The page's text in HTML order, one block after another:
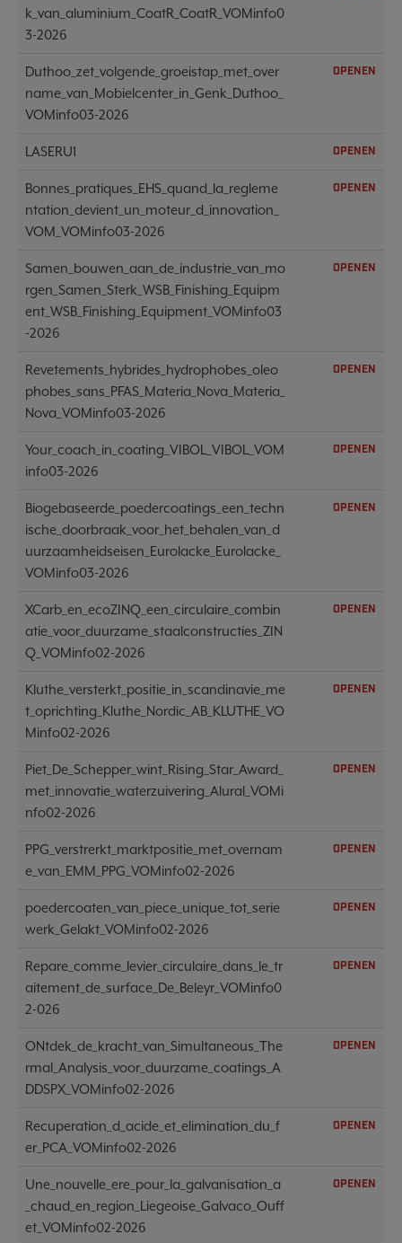
k_van_aluminium_CoatR_CoatR_VOMinfo0
3-2026
Duthoo_zet_volgende_groeistap_met_over
name_van_Mobielcenter_in_Genk_Duthoo_
VOMinfo03-2026
OPENEN
LASERU1 OPENEN
Bonnes_pratiques_EHS_quand_la_regleme
ntation_devient_un_moteur_d_innovation_
VOM_VOMinfo03-2026
OPENEN
Samen_bouwen_aan_de_industrie_van_mo
rgen_Samen_Sterk_WSB_Finishing_Equipm
ent_WSB_Finishing_Equipment_VOMinfo03
-2026
OPENEN
Revetements_hybrides_hydrophobes_oleo
phobes_sans_PFAS_Materia_Nova_Materia_
Nova_VOMinfo03-2026
OPENEN
Your_coach_in_coating_VIBOL_VIBOL_VOM
info03-2026
OPENEN
Biogebaseerde_poedercoatings_een_techn
ische_doorbraak_voor_het_behalen_van_d
uurzaamheidseisen_Eurolacke_Eurolacke_
VOMinfo03-2026
OPENEN
XCarb_en_ecoZINQ_een_circulaire_combin
atie_voor_duurzame_staalconstructies_ZIN
Q_VOMinfo02-2026
OPENEN
Kluthe_versterkt_positie_in_scandinavie_me
t_oprichting_Kluthe_Nordic_AB_KLUTHE_VO
Minfo02-2026
OPENEN
Piet_De_Schepper_wint_Rising_Star_Award_
met_innovatie_waterzuivering_Alural_VOMi
nfo02-2026
OPENEN
PPG_verstrerkt_marktpositie_met_overnam
e_van_EMM_PPG_VOMinfo02-2026
OPENEN
poedercoaten_van_piece_unique_tot_serie
werk_Gelakt_VOMinfo02-2026
OPENEN
Repare_comme_levier_circulaire_dans_le_tr
aitement_de_surface_De_Beleyr_VOMinfo0
2-026
OPENEN
ONtdek_de_kracht_van_Simultaneous_The
rmal_Analysis_voor_duurzame_coatings_A
DDSPX_VOMinfo02-2026
OPENEN
Recuperation_d_acide_et_elimination_du_f
er_PCA_VOMinfo02-2026
OPENEN
Une_nouvelle_ere_pour_la_galvanisation_a
_chaud_en_region_Liegeoise_Galvaco_Ouff
et_VOMinfo02-2026
OPENEN